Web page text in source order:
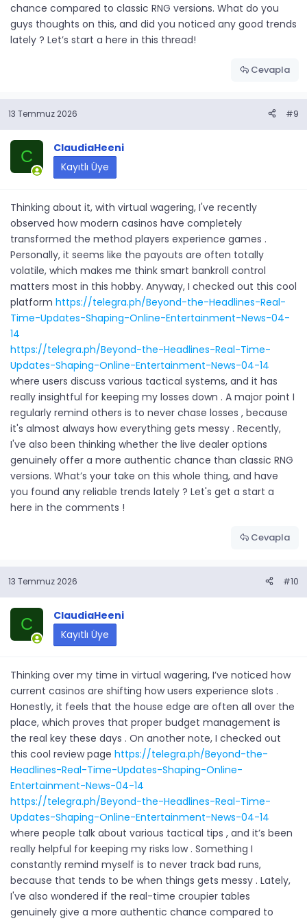
chance compared to classic RNG versions. What do you
guys thoughts on this, and did you noticed any good trends
lately ? Let’s start a here in this thread!
Cevapla
13 Temmuz 2026 #9
C
ClaudiaHeeni
Kayıtlı Üye
Thinking about it, with virtual wagering, I've recently
observed how modern casinos have completely
transformed the method players experience games .
Personally, it seems like the payouts are often totally
volatile, which makes me think smart bankroll control
matters most in this hobby. Anyway, I checked out this cool
platform https://telegra.ph/Beyond-the-Headlines-Real-
Time-Updates-Shaping-Online-Entertainment-News-04-
14
https://telegra.ph/Beyond-the-Headlines-Real-Time-
Updates-Shaping-Online-Entertainment-News-04-14
where users discuss various tactical systems, and it has
really insightful for keeping my losses down . A major point I
regularly remind others is to never chase losses , because
it's almost always how everything gets messy . Recently,
I've also been thinking whether the live dealer options
genuinely offer a more authentic chance than classic RNG
versions. What’s your take on this whole thing, and have
you found any reliable trends lately ? Let's get a start a
here in the comments !
Cevapla
13 Temmuz 2026 #10
C
ClaudiaHeeni
Kayıtlı Üye
Thinking over my time in virtual wagering, I’ve noticed how
current casinos are shifting how users experience slots .
Honestly, it feels that the house edge are often all over the
place, which proves that proper budget management is
the real key these days . On another note, I checked out
this cool review page https://telegra.ph/Beyond-the-
Headlines-Real-Time-Updates-Shaping-Online-
Entertainment-News-04-14
https://telegra.ph/Beyond-the-Headlines-Real-Time-
Updates-Shaping-Online-Entertainment-News-04-14
where people talk about various tactical tips , and it’s been
really helpful for keeping my risks low . Something I
constantly remind myself is to never track bad runs,
because that tends to be when things gets messy . Lately,
I've also wondered if the real-time croupier tables
genuinely give a more authentic chance compared to